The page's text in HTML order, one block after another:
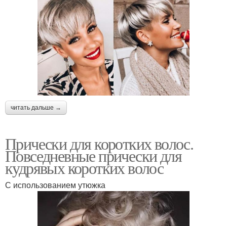
читать дальше →
Прически для коротких волос.
Повседневные прически для
кудрявых коротких волос
С использованием утюжка